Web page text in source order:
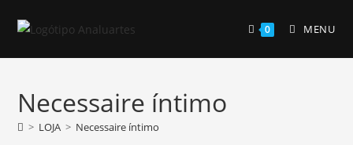
0 MENU
Necessaire íntimo
> LOJA > Necessaire íntimo